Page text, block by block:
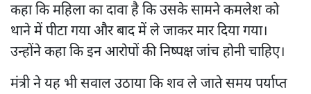
कहा कि महिला का दावा है कि उसके सामने कमलेश को
थाने में पीटा गया और बाद में ले जाकर मार दिया गया।
उन्होंने कहा कि इन आरोपों की निष्पक्ष जांच होनी चाहिए।
मंत्री ने यह भी सवाल उठाया कि शव ले जाते समय पर्याप्त